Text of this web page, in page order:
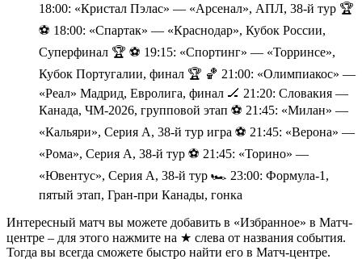
18:00: «Кристал Пэлас» — «Арсенал», АПЛ, 38-й тур 🏆
⚽️ 18:00: «Спартак» — «Краснодар», Кубок России,
Суперфинал 🏆 ⚽️ 19:15: «Спортинг» — «Торринсе»,
Кубок Португалии, финал 🏆 🏀 21:00: «Олимпиакос» —
«Реал» Мадрид, Евролига, финал 🏒 21:20: Словакия —
Канада, ЧМ-2026, групповой этап ⚽️ 21:45: «Милан» —
«Кальяри», Серия А, 38-й тур игра ⚽️ 21:45: «Верона» —
«Рома», Серия А, 38-й тур ⚽️ 21:45: «Торино» —
«Ювентус», Серия А, 38-й тур 🏎 23:00: Формула-1,
пятый этап, Гран-при Канады, гонка
Интересный матч вы можете добавить в «Избранное» в Матч-
центре – для этого нажмите на ★ слева от названия события.
Тогда вы всегда сможете быстро найти его в Матч-центре.